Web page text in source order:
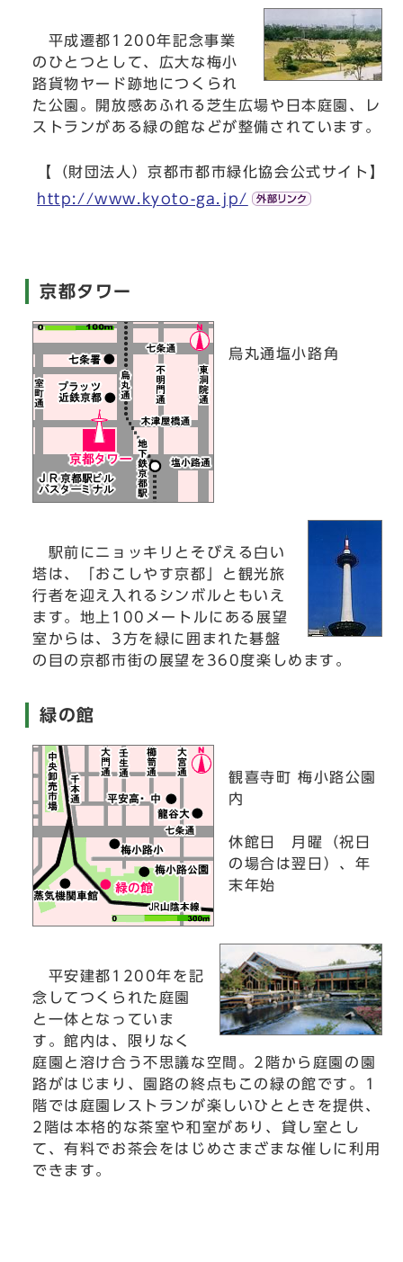
平成遷都1200年記念事業
のひとつとして、広大な梅小
路貨物ヤード跡地につくられ
た公園。開放感あふれる芝生広場や日本庭園、レ
ストランがある緑の館などが整備されています。
【（財団法人）京都市都市緑化協会公式サイト】
http://www.kyoto-ga.jp/
京都タワー
烏丸通塩小路角
駅前にニョッキリとそびえる白い
塔は、「おこしやす京都」と観光旅
行者を迎え入れるシンボルともいえ
ます。地上100メートルにある展望
室からは、3方を緑に囲まれた碁盤
の目の京都市街の展望を360度楽しめます。
緑の館
観喜寺町 梅小路公園
内
休館日 月曜（祝日
の場合は翌日）、年
末年始
平安建都1200年を記
念してつくられた庭園
と一体となっていま
す。館内は、限りなく
庭園と溶け合う不思議な空間。2階から庭園の園
路がはじまり、園路の終点もこの緑の館です。1
階では庭園レストランが楽しいひとときを提供、
2階は本格的な茶室や和室があり、貸し室とし
て、有料でお茶会をはじめさまざまな催しに利用
できます。